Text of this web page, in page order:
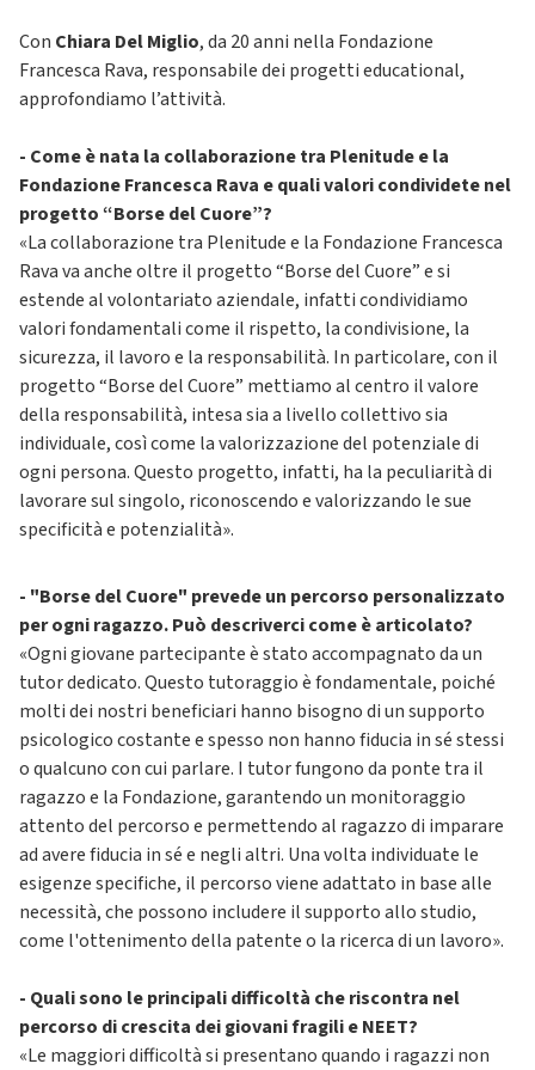
Con Chiara Del Miglio, da 20 anni nella Fondazione
Francesca Rava, responsabile dei progetti educational,
approfondiamo l’attività.
- Come è nata la collaborazione tra Plenitude e la
Fondazione Francesca Rava e quali valori condividete nel
progetto “Borse del Cuore”?
«La collaborazione tra Plenitude e la Fondazione Francesca
Rava va anche oltre il progetto “Borse del Cuore” e si
estende al volontariato aziendale, infatti condividiamo
valori fondamentali come il rispetto, la condivisione, la
sicurezza, il lavoro e la responsabilità. In particolare, con il
progetto “Borse del Cuore” mettiamo al centro il valore
della responsabilità, intesa sia a livello collettivo sia
individuale, così come la valorizzazione del potenziale di
ogni persona. Questo progetto, infatti, ha la peculiarità di
lavorare sul singolo, riconoscendo e valorizzando le sue
specificità e potenzialità».
- "Borse del Cuore" prevede un percorso personalizzato
per ogni ragazzo. Può descriverci come è articolato?
«Ogni giovane partecipante è stato accompagnato da un
tutor dedicato. Questo tutoraggio è fondamentale, poiché
molti dei nostri beneficiari hanno bisogno di un supporto
psicologico costante e spesso non hanno fiducia in sé stessi
o qualcuno con cui parlare. I tutor fungono da ponte tra il
ragazzo e la Fondazione, garantendo un monitoraggio
attento del percorso e permettendo al ragazzo di imparare
ad avere fiducia in sé e negli altri. Una volta individuate le
esigenze specifiche, il percorso viene adattato in base alle
necessità, che possono includere il supporto allo studio,
come l'ottenimento della patente o la ricerca di un lavoro».
- Quali sono le principali difficoltà che riscontra nel
percorso di crescita dei giovani fragili e NEET?
«Le maggiori difficoltà si presentano quando i ragazzi non